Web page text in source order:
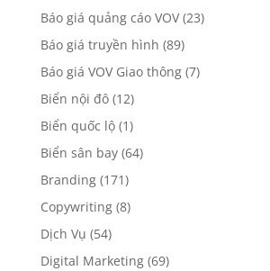
Báo giá quảng cáo VOV(23)
Báo giá truyền hình (89)
Báo giá VOV Giao thông(7)
Biển nội đô(12)
Biển quốc lộ(1)
Biển sân bay(64)
Branding(171)
Copywriting(8)
Dịch Vụ (54)
Digital Marketing(69)